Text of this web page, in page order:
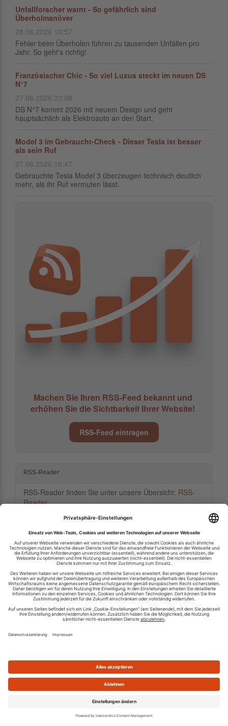
Unfallforscher warnt - So gefährlich sind
Überholmanöver
28.06.2026 10:57
Fehler beim Überholen führen zu tausenden Unfällen pro
Jahr. So geht's richtig!
Französischer Chic - So viel Luxus steckt im neuen DS
N°7
27.06.2026 23:08
DS N°7 kommt 2026 mit neuem Design und geht
hauptsächlich als Elektroauto an den Start.
Model 3 im Gebraucht-Check - Dieser Tesla ist besser
als sein Ruf
27.06.2026 16:47
Gebrauchte Tesla Model 3 überzeugen technisch deutlich
mehr, als ihr Ruf vermuten lässt.
Machen Sie Ihren RSS-Feed bekannt und
erhöhen Sie die Sichtbarkeit Ihrer Website!
RSS-Feed eintragen
RSS-Reader
RSS-Reader finden Sie unter unsere Übersicht: RSS-
Reader
Autoankauf Klagenfurt | Auto verkaufen mit Clevercarsale
GmbH
YACHT: Europas größtes Magazin rund ums Segeln
Feser-Graf Gruppe - Angebote
Coat'n Cast München
Auto und Technik Blog der S.K. Handels GmbH